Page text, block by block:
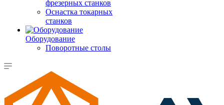
фрезерных станков
Оснастка токарных
станков
Оборудование
Поворотные столы